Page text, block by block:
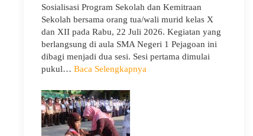
Sosialisasi Program Sekolah dan Kemitraan
Sekolah bersama orang tua/wali murid kelas X
dan XII pada Rabu, 22 Juli 2026. Kegiatan yang
berlangsung di aula SMA Negeri 1 Pejagoan ini
dibagi menjadi dua sesi. Sesi pertama dimulai
pukul… Baca Selengkapnya: